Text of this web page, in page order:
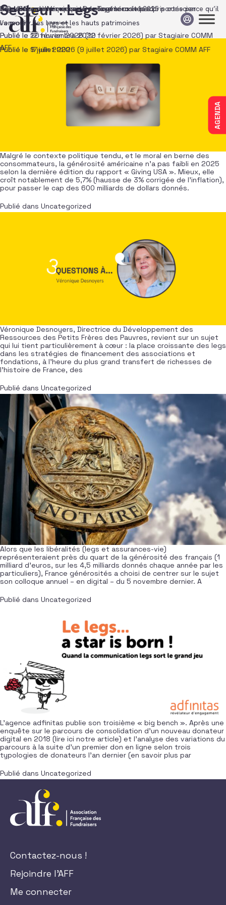
Passer au contenu
AGENDA
Secteur :Legs
Aux USA, une bonne santé de la générosité 2025 portée par
l’envolée des legs et les hauts patrimoines
Publié le 9 juillet 2026 (9 juillet 2026) par Stagiaire COMM AFF
Malgré le contexte politique tendu, et le moral en berne des
consommateurs, la générosité américaine n’a pas faibli en 2025
selon la dernière édition du rapport « Giving USA ». Mieux, elle
croît notablement de 5,7% (hausse de 3% corrigée de l’inflation),
pour passer le cap des 600 milliards de dollars donnés.
Publié dans Uncategorized
3 Questions à Véronique Desnoyers
Publié le12 février 2026(12 février 2026) par Stagiaire COMM
AFF
Véronique Desnoyers, Directrice du Développement des
Ressources des Petits Frères des Pauvres, revient sur un sujet
qui lui tient particulièrement à cœur : la place croissante des legs
dans les stratégies de financement des associations et
fondations, à l’heure du plus grand transfert de richesses de
l’histoire de France, des
Publié dans Uncategorized
Legs. Une manne… qui en a encore sous le pied
Publié le20 novembre 2020
Alors que les libéralités (legs et assurances-vie)
représenteraient près du quart de la générosité des français (1
milliard d’euros, sur les 4,5 milliards donnés chaque année par les
particuliers), France générosités a choisi de centrer sur le sujet
son colloque annuel – en digital – du 5 novembre dernier. A
Publié dans Uncategorized
L’entretien de la quinzaine : « Tout le monde a pris conscience qu’il
va mourir »
Publié le 17 juin 2020
L’agence adfinitas publie son troisième « big bench ». Après une
enquête sur le parcours de consolidation d’un nouveau donateur
digital en 2018 (lire ici notre article) et l’analyse des variations du
parcours à la suite d’un premier don en ligne selon trois
typologies de donateurs l’an dernier (en savoir plus par
Publié dans Uncategorized
Contactez-nous !
Rejoindre l'AFF
Me connecter